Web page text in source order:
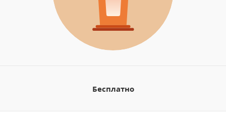
Бесплатно